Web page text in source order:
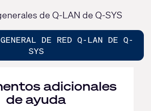
de Q-LAN de Q-SYS
DE RED Q-LAN DE Q-
SYS
adicionales
de ayuda